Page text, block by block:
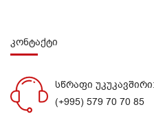
კონტაქტი
სწრაფი უკუკავშირი:
(+995) 579 70 70 85